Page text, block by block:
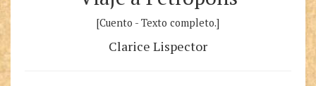
[Cuento - Texto completo.]
Clarice Lispector